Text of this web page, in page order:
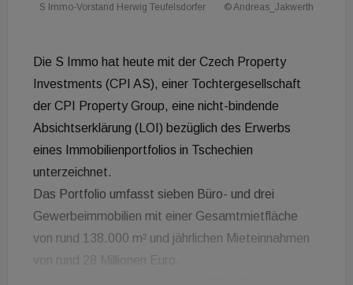
S Immo-Vorstand Herwig Teufelsdorfer © Andreas_Jakwerth
Die S Immo hat heute mit der Czech Property
Investments (CPI AS), einer Tochtergesellschaft
der CPI Property Group, eine nicht-bindende
Absichtserklärung (LOI) bezüglich des Erwerbs
eines Immobilienportfolios in Tschechien
unterzeichnet.
Das Portfolio umfasst sieben Büro- und drei
Gewerbeimmobilien mit einer Gesamtmietfläche
von rund 138.000 m² und jährlichen Mieteinnahmen
von rund 28 Millionen Euro.